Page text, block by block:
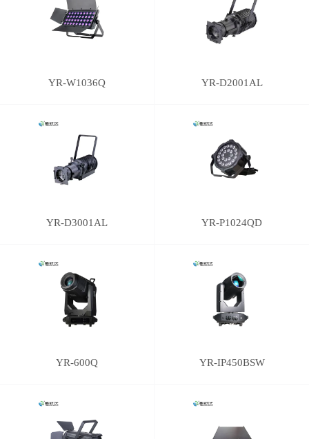
YR-W1036Q YR-D2001AL
YR-D3001AL YR-P1024QD
YR-600Q YR-IP450BSW